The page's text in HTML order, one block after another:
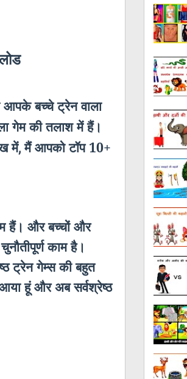
आपके बच्चे ट्रेन वाला
गेम की तलाश में हैं।
में,मैं आपको टॉप 10+
हैं। और बच्चों और
काम है।
ट्रेन गेम्स की बहुत
हूं और अब सर्वश्रेष्ठ